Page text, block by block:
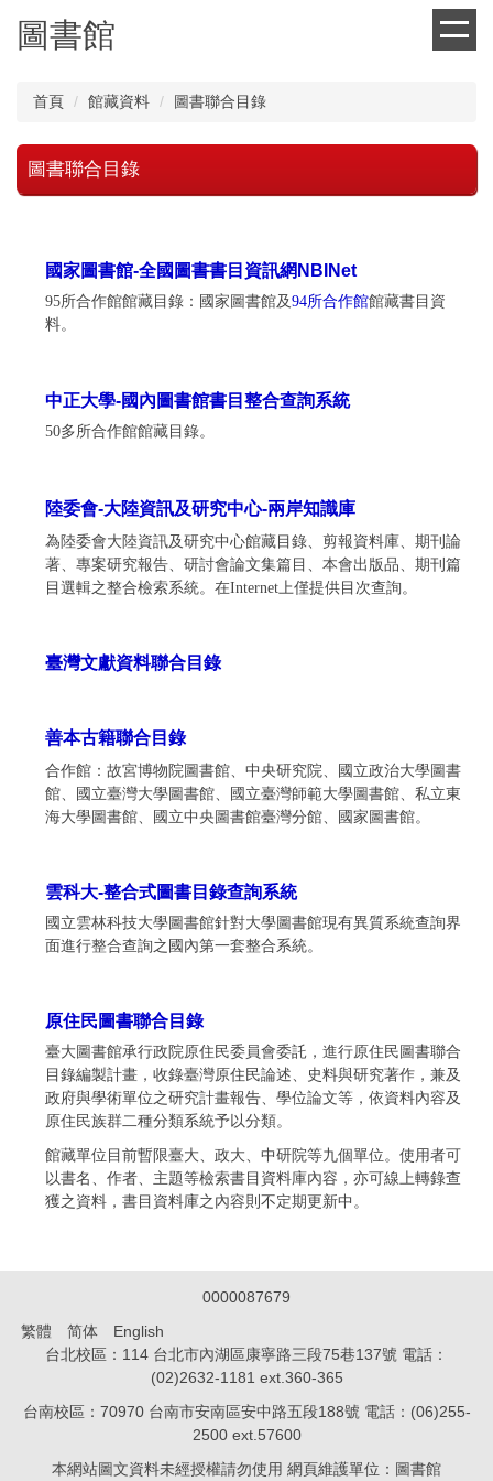
到
區
圖書館
首頁 館藏資料 圖書聯合目錄
圖書聯合目錄
國家圖書館-全國圖書書目資訊網NBINet
95所合作館館藏目錄：國家圖書館及94所合作館館藏書目資
料。
中正大學-國內圖書館書目整合查詢系統
50多所合作館館藏目錄。
陸委會-大陸資訊及研究中心-兩岸知識庫
為陸委會大陸資訊及研究中心館藏目錄、剪報資料庫、期刊論
著、專案研究報告、研討會論文集篇目、本會出版品、期刊篇
目選輯之整合檢索系統。在Internet上僅提供目次查詢。
臺灣文獻資料聯合目錄
善本古籍聯合目錄
合作館：故宮博物院圖書館、中央研究院、國立政治大學圖書
館、國立臺灣大學圖書館、國立臺灣師範大學圖書館、私立東
海大學圖書館、國立中央圖書館臺灣分館、國家圖書館。
雲科大-整合式圖書目錄查詢系統
國立雲林科技大學圖書館針對大學圖書館現有異質系統查詢界
面進行整合查詢之國內第一套整合系統。
原住民圖書聯合目錄
臺大圖書館承行政院原住民委員會委託，進行原住民圖書聯合
目錄編製計畫，收錄臺灣原住民論述、史料與研究著作，兼及
政府與學術單位之研究計畫報告、學位論文等，依資料內容及
原住民族群二種分類系統予以分類。
館藏單位目前暫限臺大、政大、中研院等九個單位。使用者可
以書名、作者、主題等檢索書目資料庫內容，亦可線上轉錄查
獲之資料，書目資料庫之內容則不定期更新中。
0000087679
繁體
简体
English
台北校區：114 台北市內湖區康寧路三段75巷137號 電話：
(02)2632-1181 ext.360-365
台南校區：70970 台南市安南區安中路五段188號 電話：(06)255-
2500 ext.57600
本網站圖文資料未經授權請勿使用 網頁維護單位：圖書館